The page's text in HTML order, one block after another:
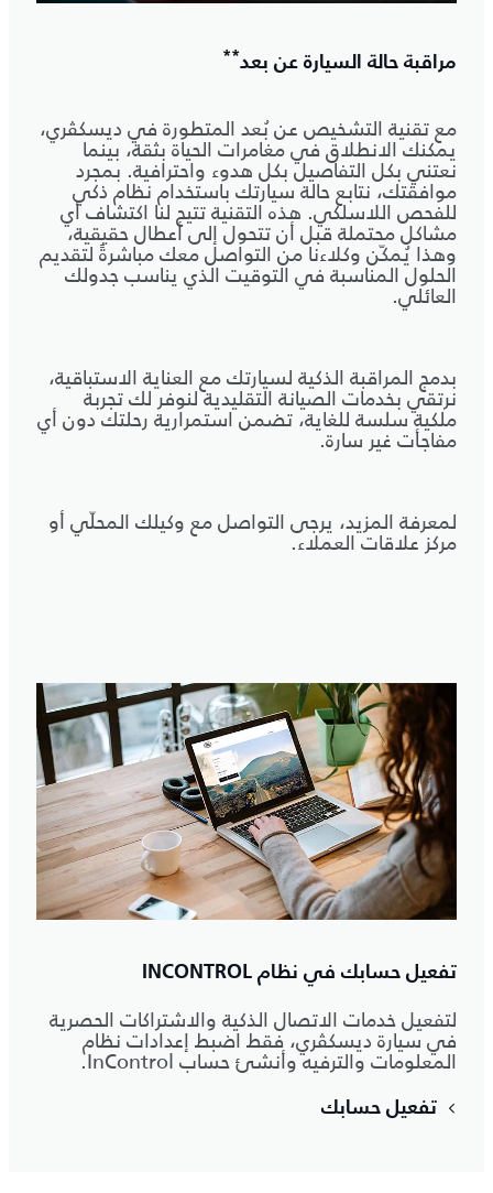
مراقبة حالة السيارة عن بعد**
مع تقنية التشخيص عن بُعد المتطورة في ديسكڤري،
يمكنك الانطلاق في مغامرات الحياة بثقة، بينما
نعتني بكل التفاصيل بكل هدوء واحترافية. بمجرد
موافقتك، نتابع حالة سيارتك باستخدام نظام ذكي
للفحص اللاسلكي. هذه التقنية تتيح لنا اكتشاف أي
مشاكل محتملة قبل أن تتحول إلى أعطال حقيقية،
وهذا يُمكّن وكلاءنا من التواصل معك مباشرةً لتقديم
الحلول المناسبة في التوقيت الذي يناسب جدولك
العائلي.
بدمج المراقبة الذكية لسيارتك مع العناية الاستباقية،
نرتقي بخدمات الصيانة التقليدية لنوفر لك تجربة
ملكية سلسة للغاية، تضمن استمرارية رحلتك دون أي
مفاجأت غير سارة.
لمعرفة المزيد، يرجى التواصل مع وكيلك المحلّي أو
مركز علاقات العملاء.
تفعيل حسابك في نظام INCONTROL
لتفعيل خدمات الاتصال الذكية والاشتراكات الحصرية
في سيارة ديسكڤري، فقط اضبط إعدادات نظام
المعلومات والترفيه وأنشئ حساب InControl.
تفعيل حسابك